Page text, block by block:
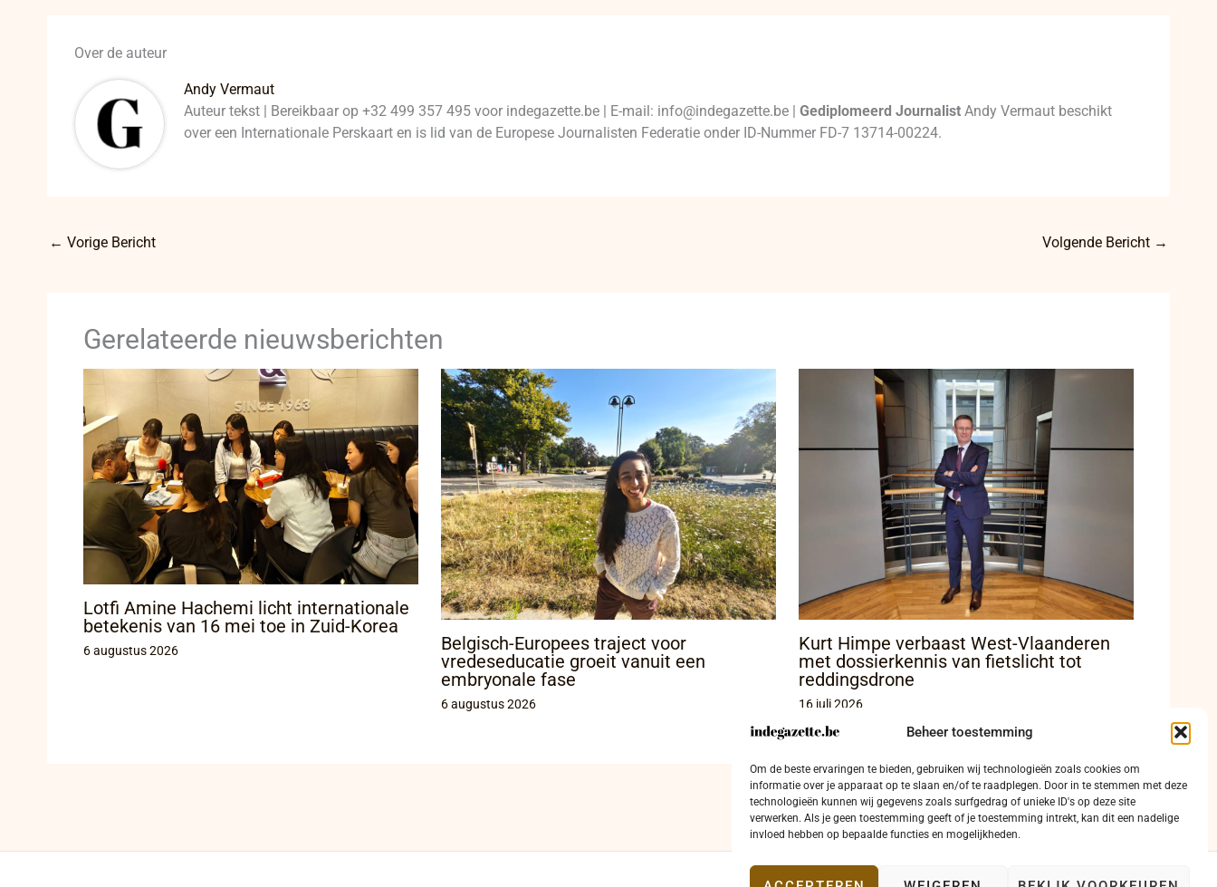
Beheer toestemming
Om de beste ervaringen te bieden, gebruiken wij technologieën zoals cookies om
informatie over je apparaat op te slaan en/of te raadplegen. Door in te stemmen met deze
technologieën kunnen wij gegevens zoals surfgedrag of unieke ID's op deze site
verwerken. Als je geen toestemming geeft of je toestemming intrekt, kan dit een nadelige
invloed hebben op bepaalde functies en mogelijkheden.
Over de auteur
Andy Vermaut
Auteur tekst | Bereikbaar op +32 499 357 495 voor indegazette.be | E-mail: info@indegazette.be |Gediplomeerd Journalist Andy Vermaut beschikt
over een Internationale Perskaart en is lid van de Europese Journalisten Federatie onder ID-Nummer FD-7 13714-00224.
← Vorige Bericht Volgende Bericht →
Gerelateerde nieuwsberichten
Lotfi Amine Hachemi licht internationale
betekenis van 16 mei toe in Zuid-Korea
6 augustus 2026
Belgisch-Europees traject voor
vredeseducatie groeit vanuit een
embryonale fase
6 augustus 2026
Kurt Himpe verbaast West-Vlaanderen
met dossierkennis van fietslicht tot
reddingsdrone
16 juli 2026